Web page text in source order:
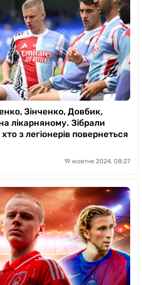
Зінченко, Довбик,
лікарняному. Зібрали
з легіонерів повернеться
19 жовтня 2024, 08:27